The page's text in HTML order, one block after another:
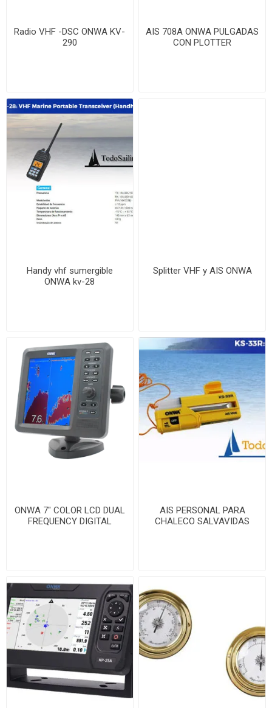
Radio VHF -DSC ONWA KV-
290
AIS 708A ONWA PULGADAS
CON PLOTTER
Handy vhf sumergible
ONWA kv-28
Splitter VHF y AIS ONWA
ONWA 7″ COLOR LCD DUAL
FREQUENCY DIGITAL
AIS PERSONAL PARA
CHALECO SALVAVIDAS